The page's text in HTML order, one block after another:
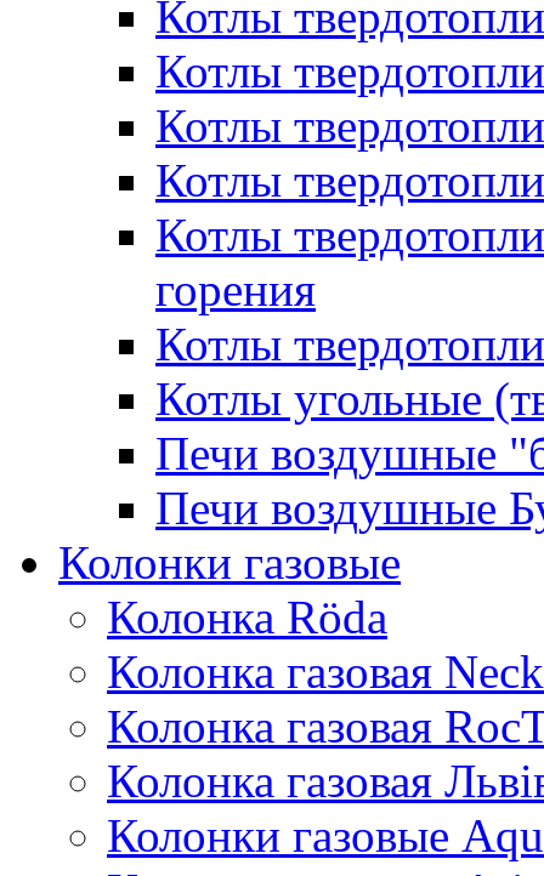
Котлы
Котлы
Котлы
Котлы
Котлы
горения
Котлы
Котлы угольные
Печи воздушные
Печи воздушные
Колонки газовые
Колонка Rӧda
Колонка газовая
Колонка газовая
Колонка газовая
Колонки газовые